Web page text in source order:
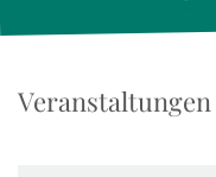
Veranstaltungen